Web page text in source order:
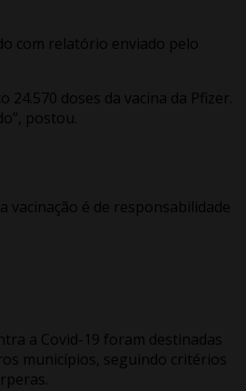
com relatório enviado pelo
doses da vacina da Pfizer.
postou.
vacinação é de responsabilidade
a Covid-19 foram destinadas
municípios, seguindo critérios